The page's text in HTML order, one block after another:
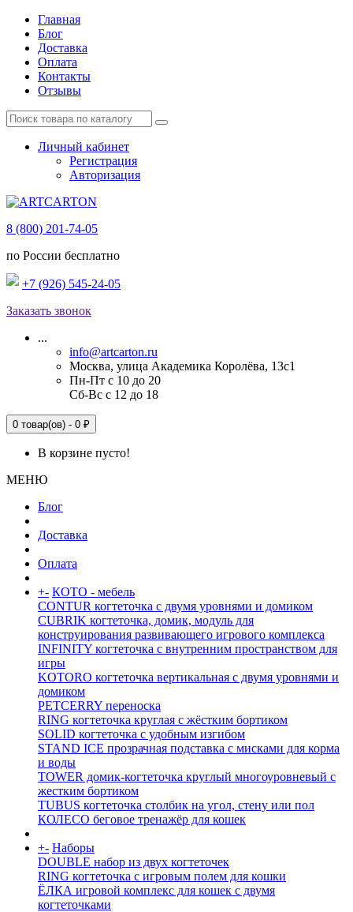
Главная
Блог
Доставка
Оплата
Контакты
Отзывы
Личный кабинет
Регистрация
Авторизация
8 (800) 201-74-05
по России бесплатно
+7 (926) 545-24-05
Заказать звонок
...
info@artcarton.ru
Москва, улица Академика Королёва, 13с1
Пн-Пт с 10 до 20
Сб-Вс с 12 до 18
0 товар(ов) - 0 ₽
В корзине пусто!
МЕНЮ
Блог
Доставка
Оплата
+- КОТО - мебель
CONTUR когтеточка с двумя уровнями и домиком
CUBRIK когтеточка, домик, модуль для
конструирования развивающего игрового комплекса
INFINITY когтеточка с внутренним пространством для
игры
KOTORO когтеточка вертикальная с двумя уровнями и
домиком
PETCERRY переноска
RING когтеточка круглая с жёстким бортиком
SOLID когтеточка с удобным изгибом
STAND ICE прозрачная подставка с мисками для корма
и воды
TOWER домик-когтеточка круглый многоуровневый с
жестким бортиком
TUBUS когтеточка столбик на угол, стену или пол
КОЛЕСО беговое тренажёр для кошек
+- Наборы
DOUBLE набор из двух когтеточек
RING когтеточка c игровым полем для кошки
ЁЛКА игровой комплекс для кошек с двумя
когтеточками